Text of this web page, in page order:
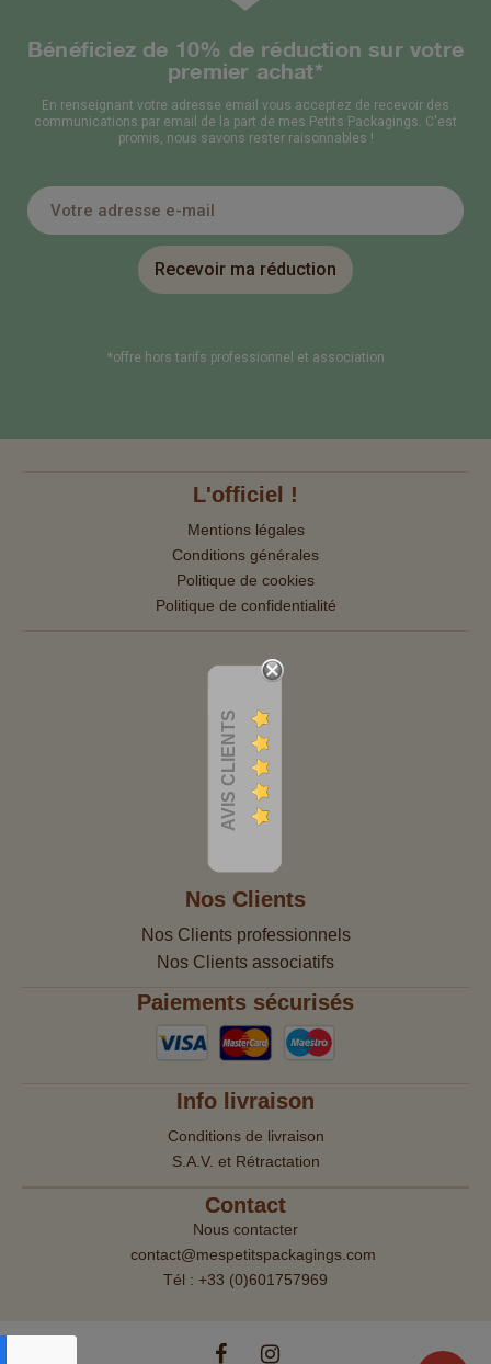
Bénéficiez de 10% de réduction sur votre
premier achat*
En renseignant votre adresse email vous acceptez de recevoir des
communications par email de la part de mes Petits Packagings. C'est
promis, nous savons rester raisonnables !
Recevoir ma réduction
*offre hors tarifs professionnel et association
L'officiel !
Mentions légales
Conditions générales
Politique de cookies
Politique de confidentialité
AVIS CLIENTS
Nos Clients
Nos Clients professionnels
Nos Clients associatifs
Paiements sécurisés
Info livraison
Conditions de livraison
S.A.V. et Rétractation
Contact
Nous contacter
contact@mespetitspackagings.com
Tél : +33 (0)601757969